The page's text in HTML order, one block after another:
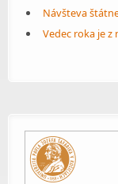
Návšteva
Vedec roka je